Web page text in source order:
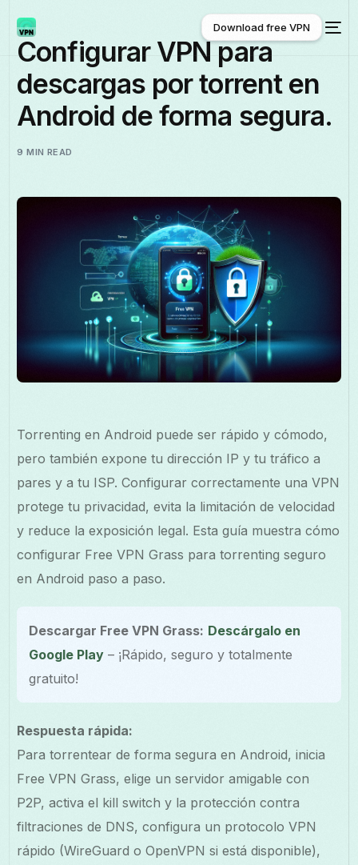
Español
Download free VPN
Download free VPN
Configurar VPN para
descargas por torrent en
Android de forma segura.
9 MIN READ
Torrenting en Android puede ser rápido y cómodo,
pero también expone tu dirección IP y tu tráfico a
pares y a tu ISP. Configurar correctamente una VPN
protege tu privacidad, evita la limitación de velocidad
y reduce la exposición legal. Esta guía muestra cómo
configurar Free VPN Grass para torrenting seguro
en Android paso a paso.
Descargar Free VPN Grass: Descárgalo en
Google Play – ¡Rápido, seguro y totalmente
gratuito!
Respuesta rápida:
Para torrentear de forma segura en Android, inicia
Free VPN Grass, elige un servidor amigable con
P2P, activa el kill switch y la protección contra
filtraciones de DNS, configura un protocolo VPN
rápido (WireGuard o OpenVPN si está disponible),